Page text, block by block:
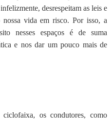
desrespeitam as leis e
vida em risco. Por isso, a
nesses espaços é de suma
e nos dar um pouco mais de
os condutores, como